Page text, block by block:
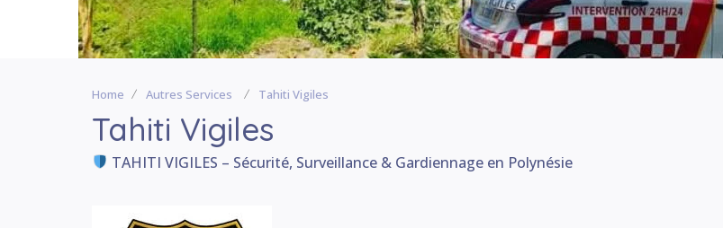
Home Autres Services Tahiti Vigiles
Tahiti Vigiles
TAHITI VIGILES – Sécurité, Surveillance & Gardiennage en Polynésie